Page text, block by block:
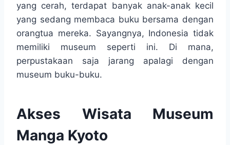
yang cerah, terdapat banyak anak-anak kecil
yang sedang membaca buku bersama dengan
orangtua mereka. Sayangnya, Indonesia tidak
memiliki museum seperti ini. Di mana,
perpustakaan saja jarang apalagi dengan
museum buku-buku.
Akses Wisata Museum
Manga Kyoto